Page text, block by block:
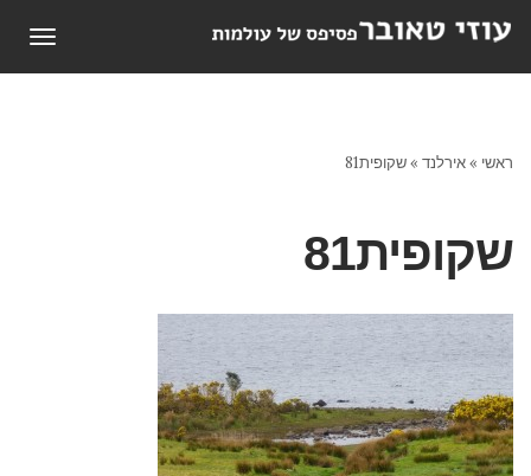
ראשי »אירלנד »שקופית81
שקופית81